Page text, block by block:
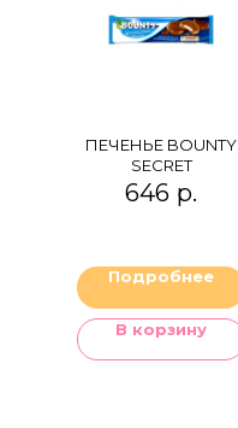
ПЕЧЕНЬЕ BOUNTY
SECRET
646 р.
Подробнее
В корзину